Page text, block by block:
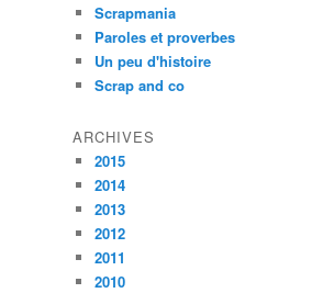
Scrapmania
Paroles et proverbes
Un peu d'histoire
Scrap and co
ARCHIVES
2015
2014
2013
2012
2011
2010